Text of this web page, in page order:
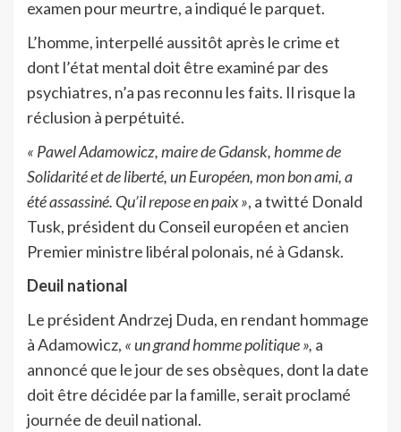
examen pour meurtre, a indiqué le parquet.
L’homme, interpellé aussitôt après le crime et
dont l’état mental doit être examiné par des
psychiatres, n’a pas reconnu les faits. Il risque la
réclusion à perpétuité.
« Pawel Adamowicz, maire de Gdansk, homme de
Solidarité et de liberté, un Européen, mon bon ami, a
été assassiné. Qu’il repose en paix », a twitté Donald
Tusk, président du Conseil européen et ancien
Premier ministre libéral polonais, né à Gdansk.
Deuil national
Le président Andrzej Duda, en rendant hommage
à Adamowicz, « un grand homme politique », a
annoncé que le jour de ses obsèques, dont la date
doit être décidée par la famille, serait proclamé
journée de deuil national.